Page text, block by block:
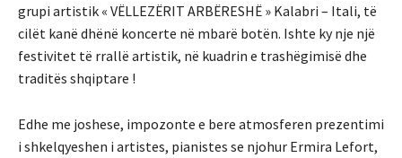
grupi artistik « VËLLEZËRIT ARBËRESHË » Kalabri – Itali, të
cilët kanë dhënë koncerte në mbarë botën. Ishte ky nje një
festivitet të rrallë artistik, në kuadrin e trashëgimisë dhe
traditës shqiptare !
Edhe me joshese, impozonte e bere atmosferen prezentimi
i shkelqyeshen i artistes, pianistes se njohur Ermira Lefort,